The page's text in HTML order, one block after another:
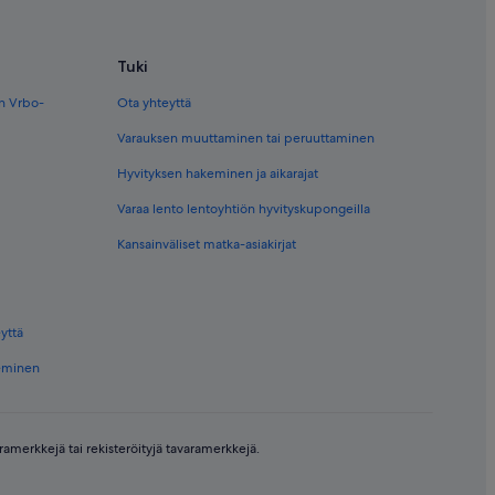
Vrbo-
Tuki
Ota yhteyttä
Varauksen muuttaminen tai peruuttaminen
Hyvityksen hakeminen ja aikarajat
Varaa lento lentoyhtiön hyvityskupongeilla
Kansainväliset matka-asiakirjat
tai rekisteröityjä tavaramerkkejä.